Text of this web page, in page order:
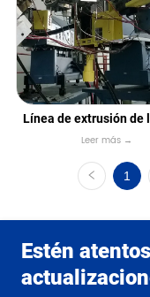
Línea de extrusión de
de alta barrera PP /
EVOH
Leer más →
1
Estén